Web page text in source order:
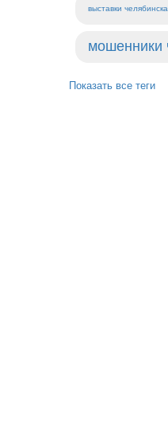
выставки челябинска
мошенники
Показать все теги